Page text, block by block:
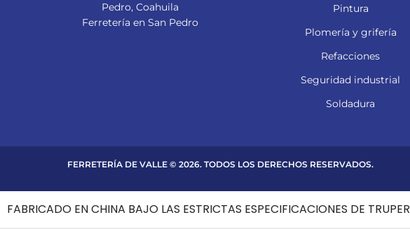
Pedro, Coahuila
Ferretería en San Pedro
Pintura
Plomería y grifería
Refacciones
Seguridad industrial
Soldadura
FERRETERÍA DE VALLE © 2026. TODOS LOS DERECHOS RESERVADOS.
FABRICADO EN CHINA BAJO LAS ESTRICTAS ESPECIFICACIONES DE TRUPER